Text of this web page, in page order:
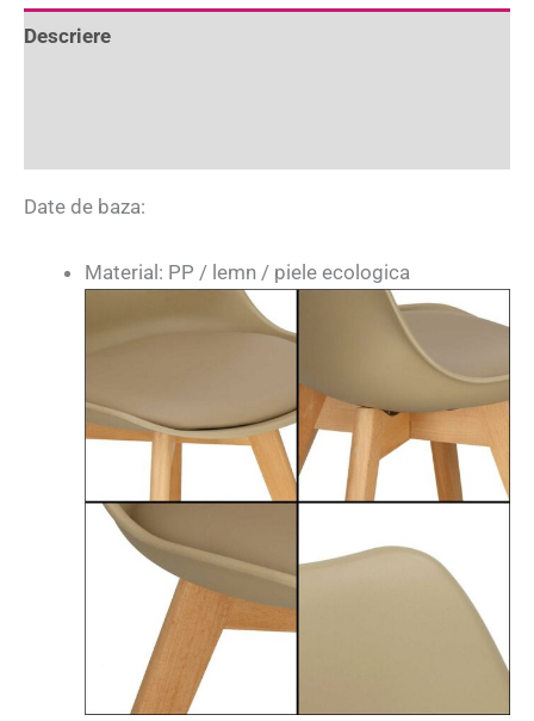
Descriere
Date de baza:
Material: PP / lemn / piele ecologica